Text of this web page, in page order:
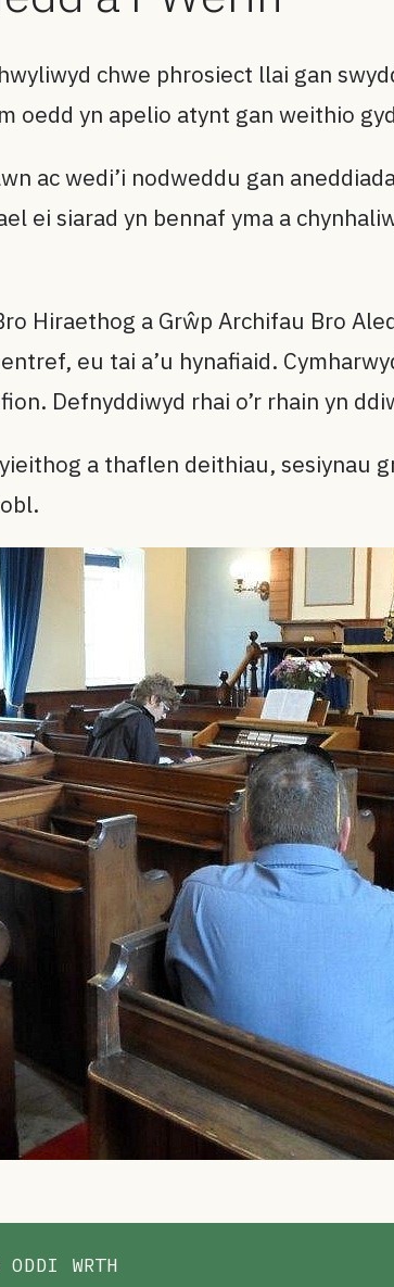
chwe phrosiect llai gan
oedd yn apelio atynt gan weithio
ac wedi’i nodweddu gan
ei siarad yn bennaf yma a
Hiraethog a Grŵp Archifau Bro
eu tai a’u hynafiaid.
Defnyddiwyd rhai o’r rhain yn
a thaflen deithiau, sesiynau
ODDI WRTH